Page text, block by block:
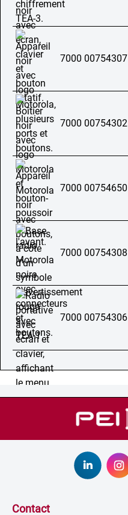
7000 00754307
7000 00754302
7000 00754650
7000 00754308
7000 00754306
Contact